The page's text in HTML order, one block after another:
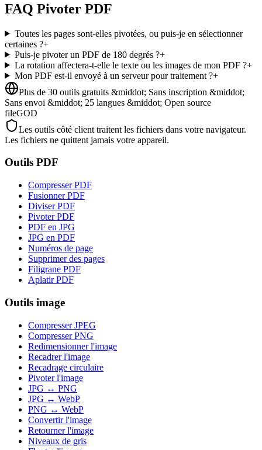
FAQ Pivoter PDF
Toutes les pages sont-elles pivotées, ou puis-je en sélectionner
certaines ?+
Puis-je pivoter un PDF de 180 degrés ?+
La rotation affectera-t-elle le texte ou les images de mon PDF ?+
Mon PDF est-il envoyé à un serveur pour traitement ?+
Plus de 30 outils gratuits &middot; Sans inscription &middot;
Sans envoi &middot; 25 langues &middot; Open source
fileGOD
Les outils côté client traitent les fichiers dans votre navigateur.
Les fichiers ne quittent jamais votre appareil.
Outils PDF
Compresser PDF
Fusionner PDF
Diviser PDF
Pivoter PDF
PDF en JPG
JPG en PDF
Numéros de page
Supprimer des pages
Filigrane PDF
Aplatir PDF
Outils image
Compresser JPEG
Compresser PNG
Redimensionner l'image
Recadrer l'image
Recadrage circulaire
Pivoter l'image
JPG ↔ PNG
JPG ↔ WebP
PNG ↔ WebP
Convertir l'image
Retourner l'image
Niveaux de gris